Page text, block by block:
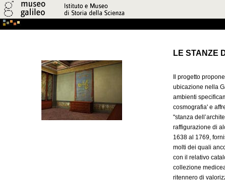
LE STANZE
Il progetto
ubicazione nella
ambienti
cosmografia' e
"stanza
raffigurazione di
1638 al 1769,
molti dei quali
con il relativo
collezione
ritennero di